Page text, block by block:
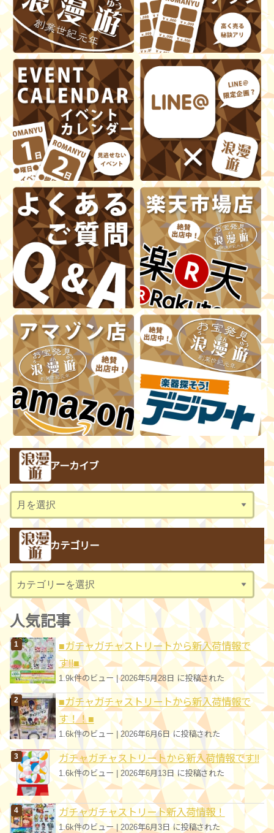
アーカイブ
ー
カテゴリー
テ
ゴ
リ
ー
人気記事
■ガチャガチャストリートから新入荷情報で
す!!■
1.9k件のビュー|2026年5月28日 に投稿された
■ガチャガチャストリートから新入荷情報で
す！！■
1.6k件のビュー |2026年6月6日 に投稿された
ガチャガチャストリートから新入荷情報です!!
1.6k件のビュー | 2026年6月13日 に投稿された
ガチャガチャストリート新入荷情報！
1.6k件のビュー| 2026年6月3日 に投稿された